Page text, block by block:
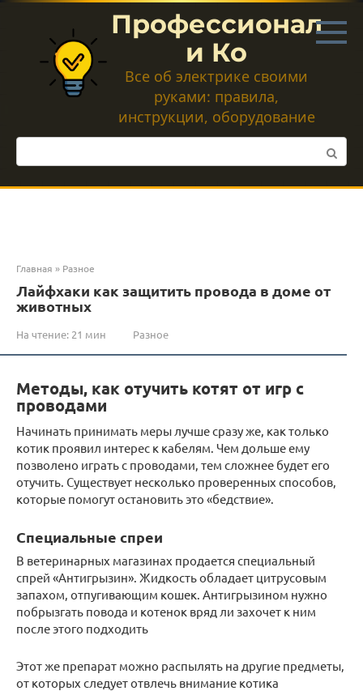
Перейти
контенту
Профессионал
и Ко
Все об электрике своими
руками: правила,
инструкции, оборудование
Поиск:
Главная » Разное
Лайфхаки как защитить провода в доме от
животных
На чтение: 21 мин Разное
Методы, как отучить котят от игр с
проводами
Начинать принимать меры лучше сразу же, как только
котик проявил интерес к кабелям. Чем дольше ему
позволено играть с проводами, тем сложнее будет его
отучить. Существует несколько проверенных способов,
которые помогут остановить это «бедствие».
Специальные спреи
В ветеринарных магазинах продается специальный
спрей «Антигрызин». Жидкость обладает цитрусовым
запахом, отпугивающим кошек. Антигрызином нужно
побрызгать повода и котенок вряд ли захочет к ним
после этого подходить
Этот же препарат можно распылять на другие предметы,
от которых следует отвлечь внимание котика